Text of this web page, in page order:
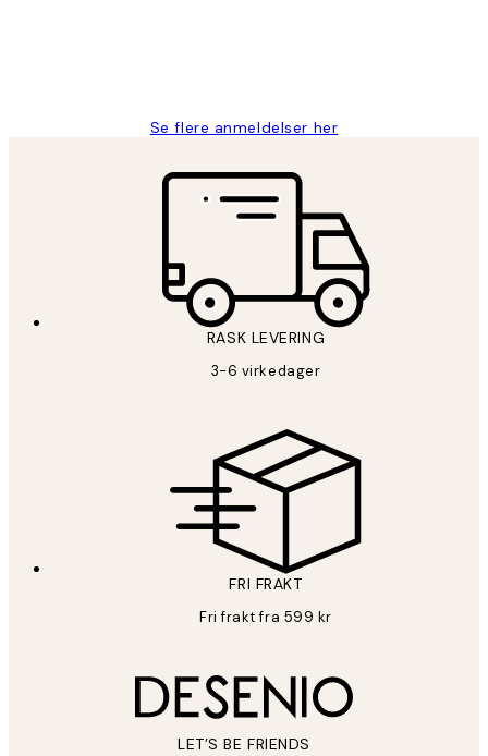
Se flere anmeldelser her
RASK LEVERING
3-6 virkedager
FRI FRAKT
Fri frakt fra 599 kr
LET’S BE FRIENDS